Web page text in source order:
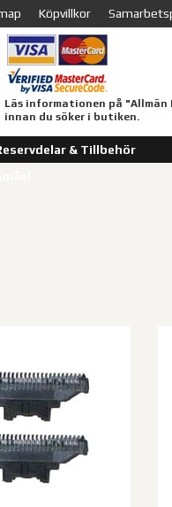
Köpvillkor
Läs informationen på "Allmän
innan du söker i butiken.
& Tillbehör